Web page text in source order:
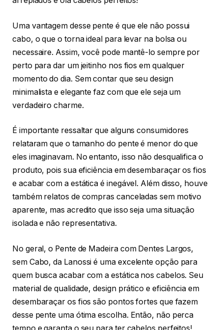
Uma vantagem desse pente é que ele não possui
cabo, o que o torna ideal para levar na bolsa ou
necessaire. Assim, você pode mantê-lo sempre por
perto para dar um jeitinho nos fios em qualquer
momento do dia. Sem contar que seu design
minimalista e elegante faz com que ele seja um
verdadeiro charme.
É importante ressaltar que alguns consumidores
relataram que o tamanho do pente é menor do que
eles imaginavam. No entanto, isso não desqualifica o
produto, pois sua eficiência em desembaraçar os fios
e acabar com a estática é inegável. Além disso, houve
também relatos de compras canceladas sem motivo
aparente, mas acredito que isso seja uma situação
isolada e não representativa.
No geral, o Pente de Madeira com Dentes Largos,
sem Cabo, da Lanossi é uma excelente opção para
quem busca acabar com a estática nos cabelos. Seu
material de qualidade, design prático e eficiência em
desembaraçar os fios são pontos fortes que fazem
desse pente uma ótima escolha. Então, não perca